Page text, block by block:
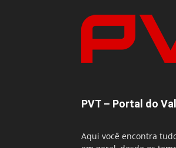
PVT – Portal do
Aqui você encontra